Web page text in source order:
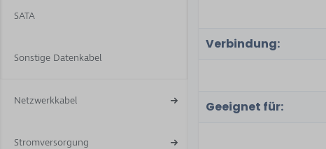
SATA
Sonstige Datenkabel
Netzwerkkabel
Stromversorgung
Verbindung:
Geeignet für: